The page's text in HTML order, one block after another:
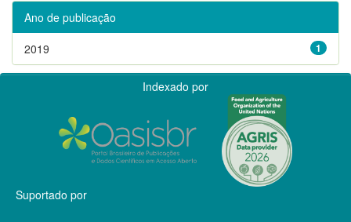
Ano de publicação
1
2019
Indexado por
Suportado por